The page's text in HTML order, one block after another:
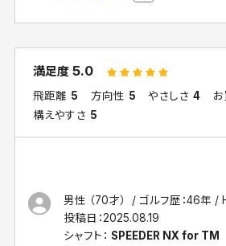
満足度5.0
飛距離 5 方向性 5 やさしさ 4
構えやすさ 5
男性 （70才） ゴルフ歴：46年
投稿日：2025.08.19
シャフト： SPEEDER NX for TM